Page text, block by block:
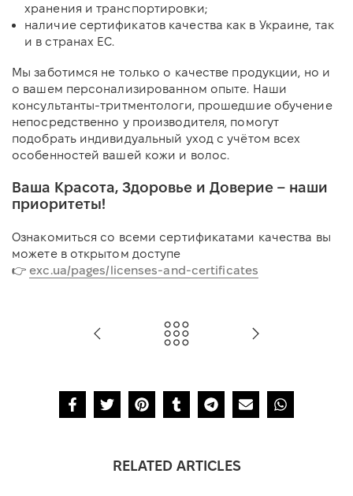
хранения и транспортировки;
наличие сертификатов качества как в Украине, так
и в странах ЕС.
Мы заботимся не только о качестве продукции, но и
о вашем персонализированном опыте. Наши
консультанты-тритментологи, прошедшие обучение
непосредственно у производителя, помогут
подобрать индивидуальный уход с учётом всех
особенностей вашей кожи и волос.
Ваша Красота, Здоровье и Доверие – наши
приоритеты!
Ознакомиться со всеми сертификатами качества вы
можете в открытом доступе
👉 exc.ua/pages/licenses-and-certificates
RELATED ARTICLES